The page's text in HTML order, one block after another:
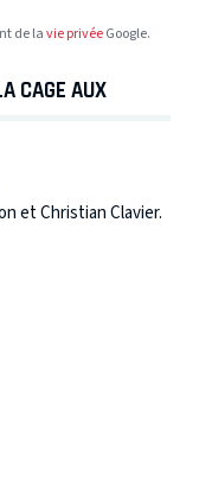
de lavie privéeGoogle.
CAGE AUX
et Christian Clavier.